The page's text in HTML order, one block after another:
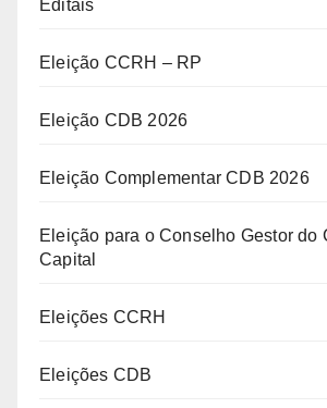
Editais
Eleição CCRH – RP
Eleição CDB 2026
Eleição Complementar CDB 2026
Eleição para o Conselho Gestor do
Capital
Eleições CCRH
Eleições CDB